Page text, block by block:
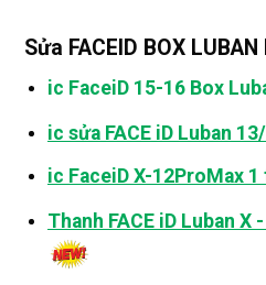
Sửa FACEID BOX LUBAN
ic FaceiD 15-16 Box
ic sửa FACE iD Luban
ic FaceiD X-12ProMax 1
Thanh FACE iD Luban